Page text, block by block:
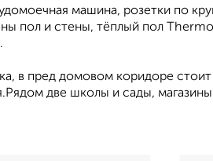
машина, розетки по
пол и стены, тёплый пол
в пред домовом коридоре
две школы и сады,